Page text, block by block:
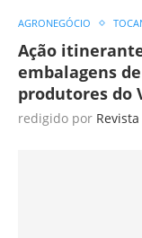
AGRONEGÓCIO
Ação
embalagens
produtores do
redigido por